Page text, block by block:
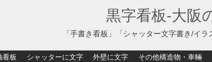
黒字看板‐大阪
「手書き看板」「シャッター文字書き/イ
看板 シャッターに文字 外壁に文字 その他構造物・車輛